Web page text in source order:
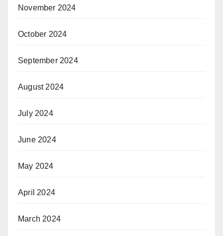
November 2024
October 2024
September 2024
August 2024
July 2024
June 2024
May 2024
April 2024
March 2024